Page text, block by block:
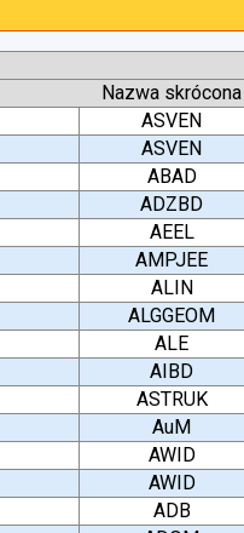
Nazwa skrócona
ASVEN
ASVEN
ABAD
ADZBD
AEEL
AMPJEE
ALIN
ALGGEOM
ALE
AIBD
ASTRUK
AuM
AWID
AWID
ADB